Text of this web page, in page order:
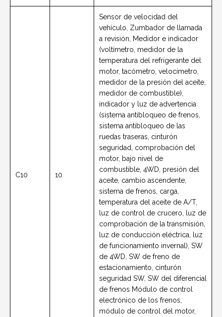
C10 10
Sensor de velocidad del
vehículo, Zumbador de llamada
a revisión, Medidor e indicador
(voltímetro, medidor de la
temperatura del refrigerante del
motor, tacómetro, velocímetro,
medidor de la presión del aceite,
medidor de combustible),
indicador y luz de advertencia
(sistema antibloqueo de frenos,
sistema antibloqueo de las
ruedas traseras, cinturón
seguridad, comprobación del
motor, bajo nivel de
combustible, 4WD, presión del
aceite, cambio ascendente,
sistema de frenos, carga,
temperatura del aceite de A/T,
luz de control de crucero, luz de
comprobación de la transmisión,
luz de conducción eléctrica, luz
de funcionamiento invernal), SW
de 4WD, SW de freno de
estacionamiento, cinturón
seguridad SW, SW del diferencial
de frenos Módulo de control
electrónico de los frenos,
módulo de control del motor,